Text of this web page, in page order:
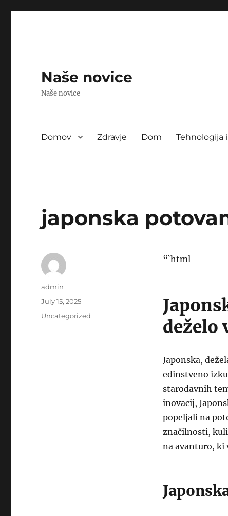
Naše novice
Naše novice
Domov Zdravje Dom Tehnologija
japonska
“`html
deželo
Japonska,
edinstveno
starodavnih
inovacij,
popeljali na
značilnosti,
na avanturo, ki
Author
admin
Posted
July 15, 2025
Categories
Uncategorized